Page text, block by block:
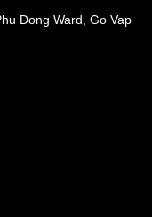
Dong Ward, Go Vap